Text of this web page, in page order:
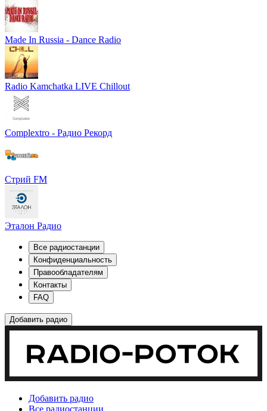
Made In Russia - Dance Radio
Radio Kamchatka LIVE Chillout
Complextro - Радио Рекорд
Стрий FM
Эталон Радио
Все радиостанции
Конфиденциальность
Правообладателям
Контакты
FAQ
Добавить радио
Добавить радио
Все радиостанции